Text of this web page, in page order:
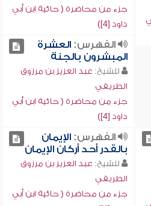
جزء من محاضرة ( حائية ابن أبي
داود [4])
الفهرس:العشرة
المبشرون بالجنة
للشيخ: عبد العزيز بن مرزوق
الطريفي
جزء من محاضرة ( حائية ابن أبي
داود [4])
الفهرس:الإيمان
بالقدر أحد أركان الإيمان
للشيخ: عبد العزيز بن مرزوق
الطريفي
جزء من محاضرة ( حائية ابن أبي